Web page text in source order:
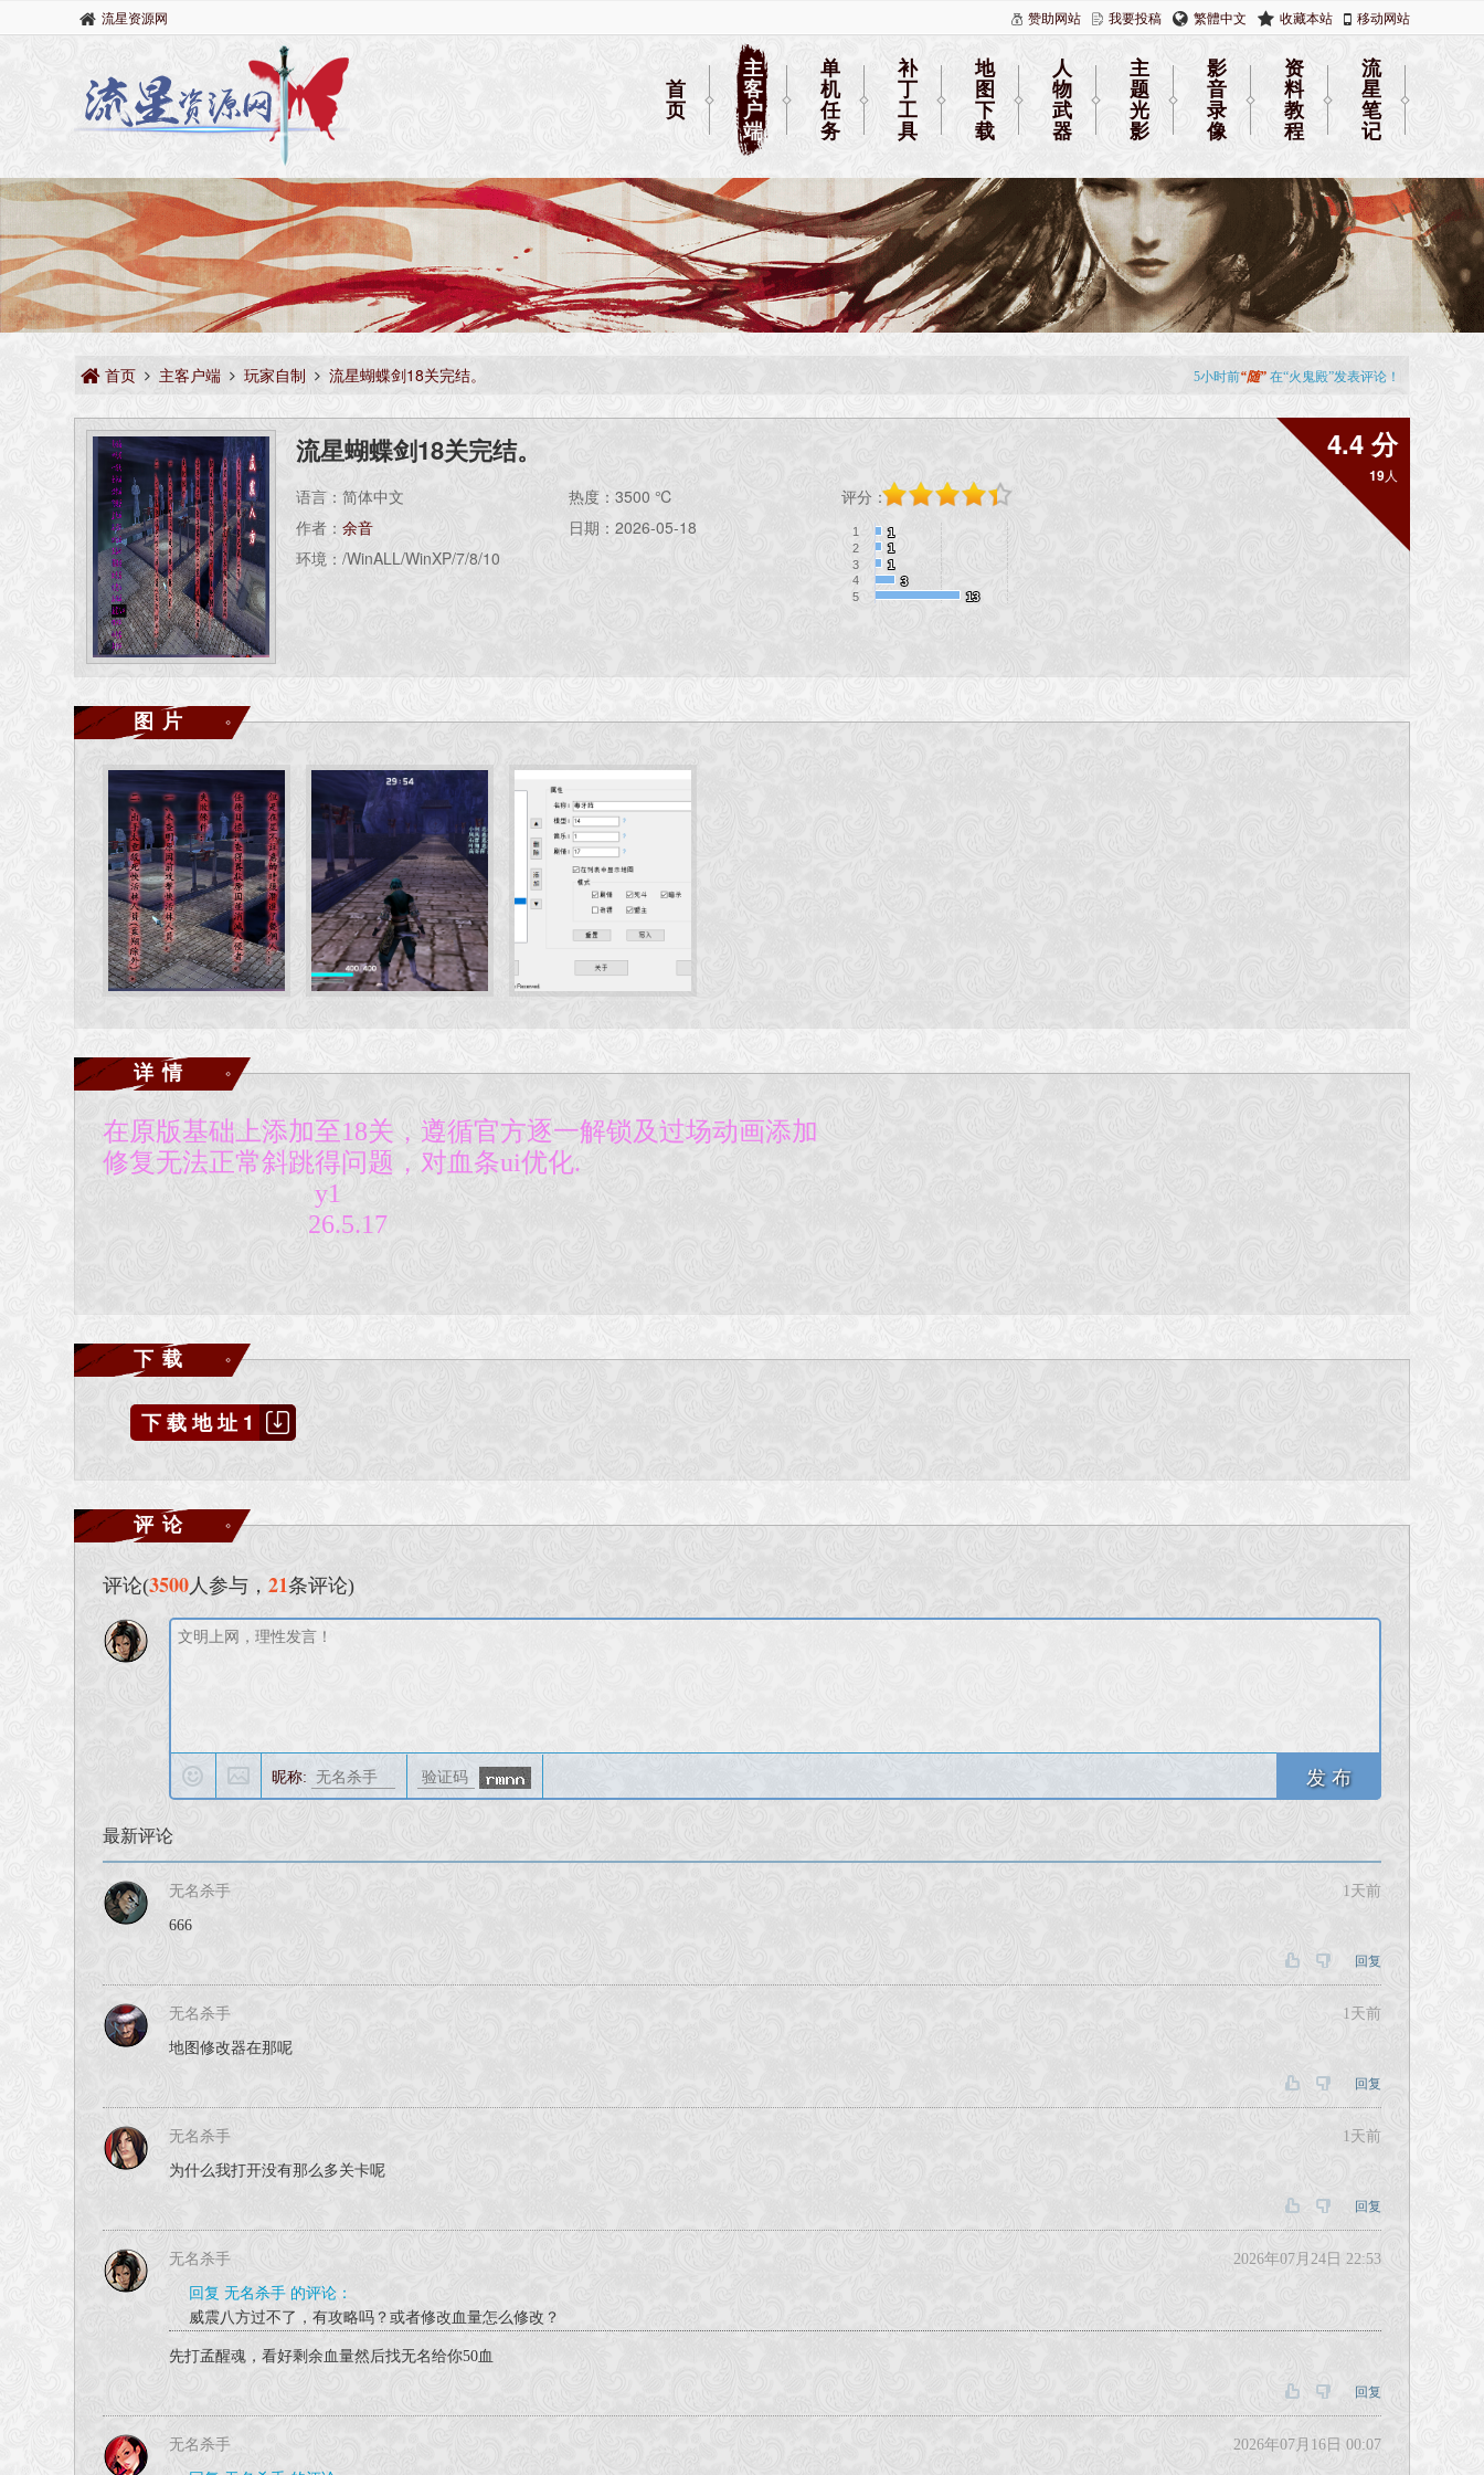
流星资源网 赞助网站 我要投稿 繁體中文 收藏本站 移动网站
首
页
主
客
户
端
单
机
任
务
补
丁
工
具
地
图
下
载
人
物
武
器
主
题
光
影
影
音
录
像
资
料
教
程
流
星
笔
记
首页 主客户端 玩家自制 流星蝴蝶剑18关完结。
流星蝴蝶剑18关完结。 4.4 分
19人
语言：简体中文
作者：余音
环境：/WinALL/WinXP/7/8/10
热度： 3500 ℃
日期：2026-05-18
评分：
1
1
1
1
1
1
3
3
13
13
1
2
3
4
5
图片
详情
在原版基础上添加至18关，遵循官方逐一解锁及过场动画添加
修复无法正常斜跳得问题，对血条ui优化.
y1
26.5.17
下载
下载地址1
评论
评论(3500 人参与，21条评论)
昵称: 发 布
最新评论
无名杀手 1天前
666
回复
无名杀手 1天前
地图修改器在那呢
回复
无名杀手 1天前
为什么我打开没有那么多关卡呢
回复
无名杀手 2026年07月24日 22:53
回复 无名杀手 的评论：
威震八方过不了，有攻略吗？或者修改血量怎么修改？
先打孟醒魂，看好剩余血量然后找无名给你50血
回复
无名杀手 2026年07月16日 00:07